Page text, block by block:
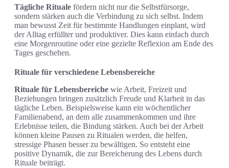
Tägliche Rituale fördern nicht nur die Selbstfürsorge,
sondern stärken auch die Verbindung zu sich selbst. Indem
man bewusst Zeit für bestimmte Handlungen einplant, wird
der Alltag erfüllter und produktiver. Dies kann einfach durch
eine Morgenroutine oder eine gezielte Reflexion am Ende des
Tages geschehen.
Rituale für verschiedene Lebensbereiche
Rituale für Lebensbereiche wie Arbeit, Freizeit und
Beziehungen bringen zusätzlich Freude und Klarheit in das
tägliche Leben. Beispielsweise kann ein wöchentlicher
Familienabend, an dem alle zusammenkommen und ihre
Erlebnisse teilen, die Bindung stärken. Auch bei der Arbeit
können kleine Pausen zu Ritualen werden, die helfen,
stressige Phasen besser zu bewältigen. So entsteht eine
positive Dynamik, die zur Bereicherung des Lebens durch
Rituale beiträgt.